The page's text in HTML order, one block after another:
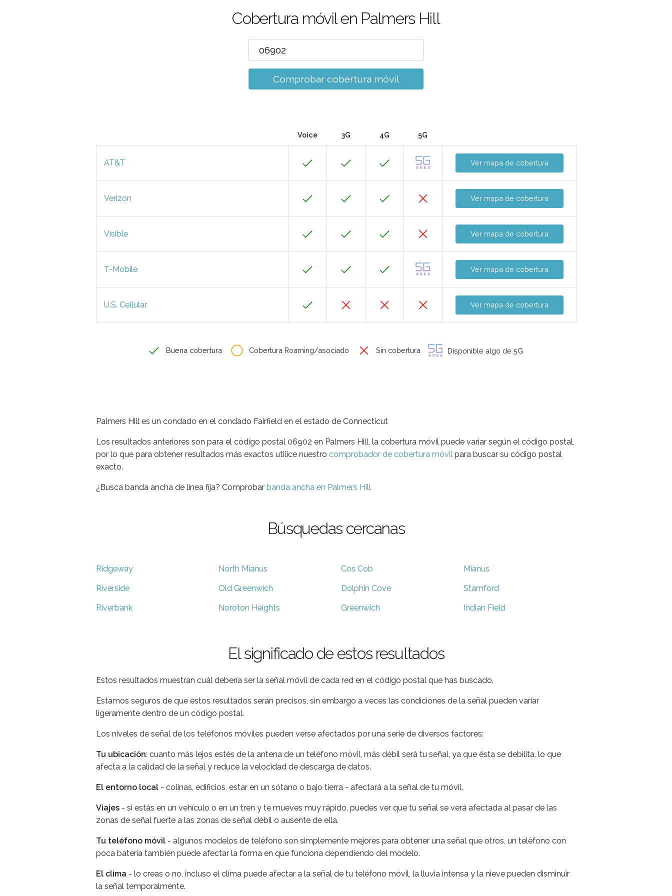
Cobertura móvil en Palmers Hill
Comprobar cobertura móvil
Voice 3G 4G 5G
AT&T Ver mapa de cobertura
Verizon Ver mapa de cobertura
Visible Ver mapa de cobertura
T-Mobile Ver mapa de cobertura
U.S. Cellular Ver mapa de cobertura
Buena cobertura Cobertura Roaming/asociado Sin cobertura Disponible algo de 5G
Palmers Hill es un condado en el condado Fairfield en el estado de Connecticut
Los resultados anteriores son para el código postal 06902 en Palmers Hill, la cobertura móvil puede variar según el código postal,
por lo que para obtener resultados más exactos utilice nuestro comprobador de cobertura móvil para buscar su código postal
exacto.
¿Busca banda ancha de línea fija? Comprobar banda ancha en Palmers Hill
Búsquedas cercanas
Ridgeway North Mianus Cos Cob Mianus
Riverside Old Greenwich Dolphin Cove Stamford
Riverbank Noroton Heights Greenwich Indian Field
El significado de estos resultados
Estos resultados muestran cuál debería ser la señal móvil de cada red en el código postal que has buscado.
Estamos seguros de que estos resultados serán precisos, sin embargo a veces las condiciones de la señal pueden variar
ligeramente dentro de un código postal.
Los niveles de señal de los teléfonos móviles pueden verse afectados por una serie de diversos factores:
Tu ubicación: cuanto más lejos estés de la antena de un teléfono móvil, más débil será tu señal, ya que ésta se debilita, lo que
afecta a la calidad de la señal y reduce la velocidad de descarga de datos.
El entorno local - colinas, edificios, estar en un sótano o bajo tierra - afectará a la señal de tu móvil.
Viajes - si estás en un vehículo o en un tren y te mueves muy rápido, puedes ver que tu señal se verá afectada al pasar de las
zonas de señal fuerte a las zonas de señal débil o ausente de ella.
Tu teléfono móvil - algunos modelos de teléfono son simplemente mejores para obtener una señal que otros, un teléfono con
poca batería también puede afectar la forma en que funciona dependiendo del modelo.
El clima - lo creas o no, incluso el clima puede afectar a la señal de tu teléfono móvil, la lluvia intensa y la nieve pueden disminuir
la señal temporalmente.